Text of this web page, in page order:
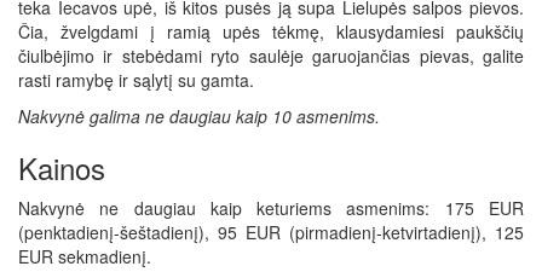
teka Iecavos upė, iš kitos pusės ją supa Lielupės salpos pievos.
Čia, žvelgdami į ramią upės tėkmę, klausydamiesi paukščių
čiulbėjimo ir stebėdami ryto saulėje garuojančias pievas, galite
rasti ramybę ir sąlytį su gamta.
Nakvynė galima ne daugiau kaip 10 asmenims.
Kainos
Nakvynė ne daugiau kaip keturiems asmenims: 175 EUR
(penktadienį-šeštadienį), 95 EUR (pirmadienį-ketvirtadienį), 125
EUR sekmadienį.